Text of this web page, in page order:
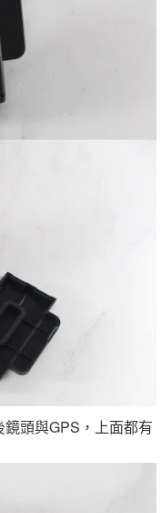
頭與GPS，上面都有